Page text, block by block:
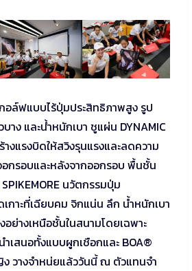
อล์ฟแบบไร้ปุ่มประสิทธิภาพสูง รูป
าง และน้ําหนักเบา ชูแผ่น DYNAMIC
างแรงบิดให้สวิงรุนแรงและลดความ
อกรอบและหลังจากออกรอบ พื้นชั้น
นวัตกรรมปุ่ม
เกาะที่เฉียบคม จิกแน่น ลึก น้ำหนักเบา
ย่างเหนือชั้นในสนามโดยเฉพาะ
าเสนอทั้งแบบผูกเชือกและ BOA®
วางจำหน่ยแล้ววันนี้ ณ ตัวแทนจำ